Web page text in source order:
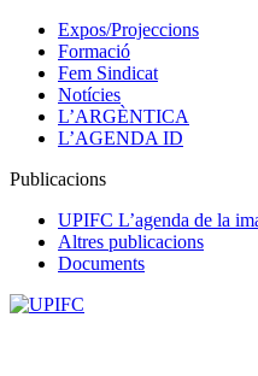
Expos/Projeccions
Formació
Fem Sindicat
Notícies
L’ARGÈNTICA
L’AGENDA ID
Publicacions
UPIFC L’agenda de la
Altres publicacions
Documents